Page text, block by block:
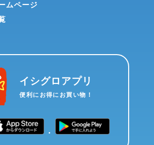
ムページ
イシグロアプリ
便利にお得にお買い物！